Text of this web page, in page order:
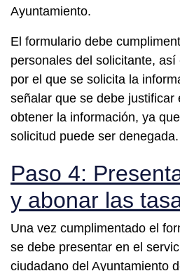
Ayuntamiento.
El formulario debe
personales del solicitante,
por el que se solicita la
señalar que se debe justificar
obtener la información, ya
solicitud puede ser denegada.
Paso 4:
y abonar las
Una vez cumplimentado el
se debe presentar en el
ciudadano del Ayuntamiento